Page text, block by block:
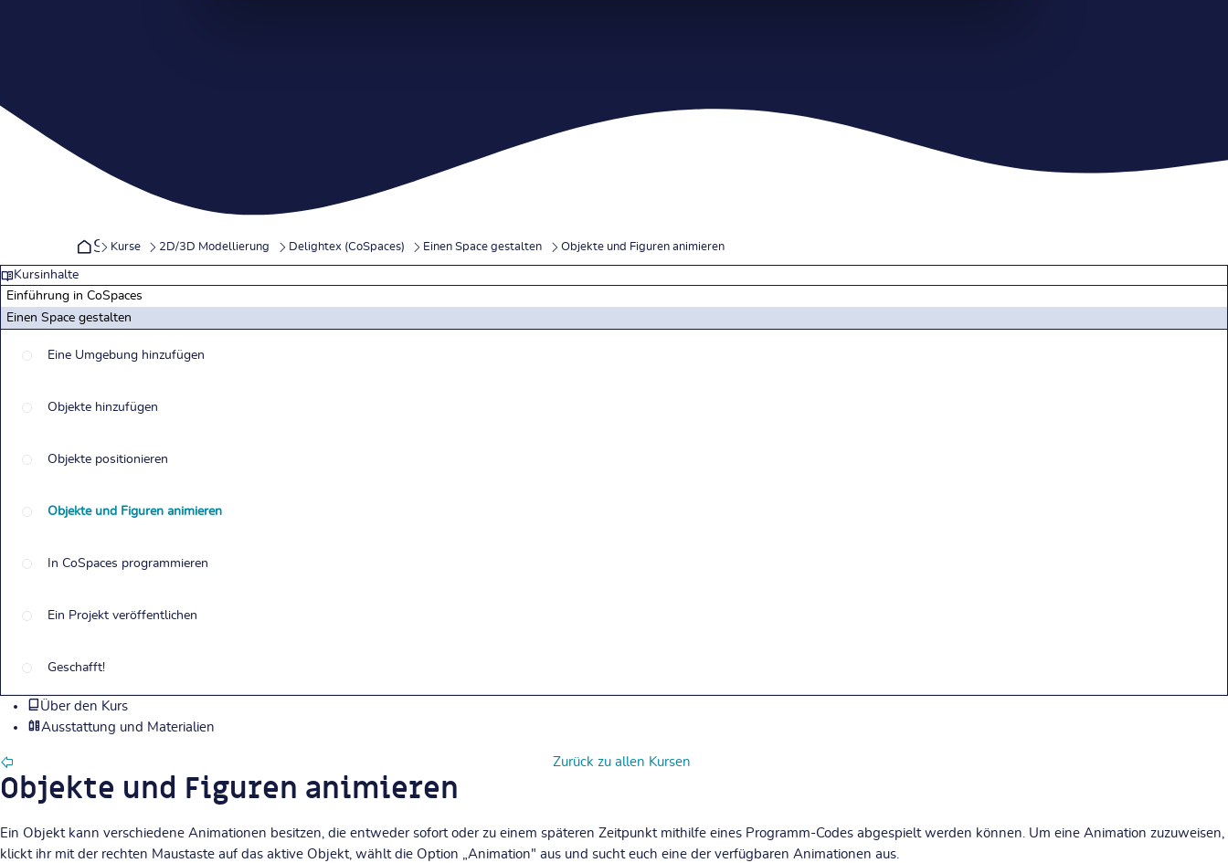
Startseite
Kurse 2D/3D Modellierung Delightex (CoSpaces) Einen Space gestalten Objekte und Figuren animieren
Kursinhalte
Einführung in CoSpaces
Einen Space gestalten
Eine Umgebung hinzufügen
Objekte hinzufügen
Objekte positionieren
Objekte und Figuren animieren
In CoSpaces programmieren
Ein Projekt veröffentlichen
Geschafft!
Über den Kurs
Ausstattung und Materialien
Zurück zu allen Kursen
Objekte und Figuren animieren
Ein Objekt kann verschiedene Animationen besitzen, die entweder sofort oder zu einem späteren Zeitpunkt mithilfe eines Programm-Codes abgespielt werden können. Um eine Animation zuzuweisen,
klickt ihr mit der rechten Maustaste auf das aktive Objekt, wählt die Option „Animation" aus und sucht euch eine der verfügbaren Animationen aus.